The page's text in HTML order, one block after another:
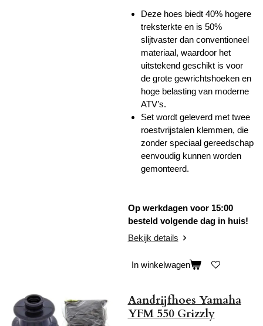
Deze hoes biedt 40% hogere
treksterkte en is 50%
slijtvaster dan conventioneel
materiaal, waardoor het
uitstekend geschikt is voor
de grote gewrichtshoeken en
hoge belasting van moderne
ATV’s.
Set wordt geleverd met twee
roestvrijstalen klemmen, die
zonder speciaal gereedschap
eenvoudig kunnen worden
gemonteerd.
Op werkdagen voor 15:00
besteld volgende dag in huis!
Bekijk details
In winkelwagen
Aandrijfhoes Yamaha
YFM 550 Grizzly